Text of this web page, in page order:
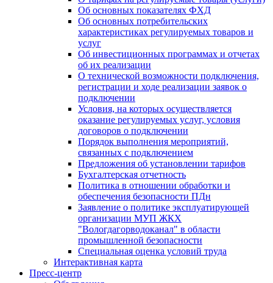
Об основных показателях ФХД
Об основных потребительских
характеристиках регулируемых товаров и
услуг
Об инвестиционных программах и отчетах
об их реализации
О технической возможности подключения,
регистрации и ходе реализации заявок о
подключении
Условия, на которых осуществляется
оказание регулируемых услуг, условия
договоров о подключении
Порядок выполнения мероприятий,
связанных с подключением
Предложения об установлении тарифов
Бухгалтерская отчетность
Политика в отношении обработки и
обеспечения безопасности ПДн
Заявление о политике эксплуатирующей
организации МУП ЖКХ
"Вологдагорводоканал" в области
промышленной безопасности
Специальная оценка условий труда
Интерактивная карта
Пресс-центр